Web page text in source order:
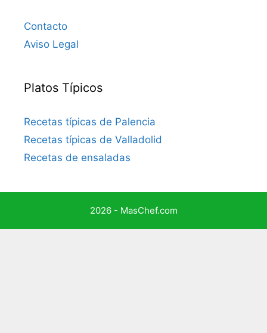
Contacto
Aviso Legal
Platos Típicos
Recetas típicas de Palencia
Recetas típicas de Valladolid
Recetas de ensaladas
2026 - MasChef.com